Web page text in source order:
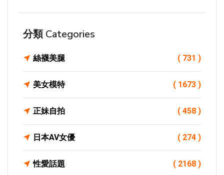
分類 Categories
絲襪美腿 ( 731 )
美女模特 ( 1673 )
正妹自拍 ( 458 )
日本AV女優 ( 274 )
性愛話題 ( 2168 )